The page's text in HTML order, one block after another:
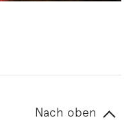
Nach oben